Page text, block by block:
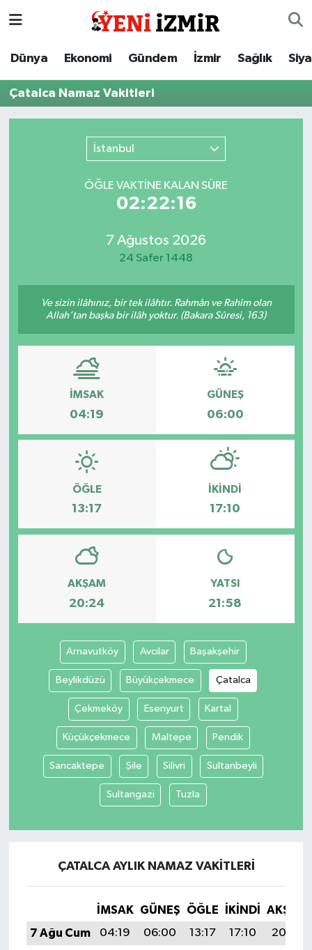
Dünya Ekonomi Gündem İzmir Sağlık
Çatalca Namaz Vakitleri
İstanbul
ÖĞLE VAKTİNE KALAN SÜRE
02:22:16
7 Ağustos 2026
24 Safer 1448
Ve sizin ilâhınız, bir tek ilâhtır. Rahmân ve Rahîm olan
Allah’tan başka bir ilâh yoktur. (Bakara Sûresi, 163)
İMSAK
04:19
GÜNEŞ
06:00
ÖĞLE
13:17
İKINDI
17:10
AKŞAM
20:24
YATSI
21:58
Arnavutköy Avcılar Başakşehir
Beylikdüzü Büyükçekmece Çatalca
Çekmeköy Esenyurt Kartal
Küçükçekmece Maltepe Pendik
Sancaktepe Şile Silivri Sultanbeyli
Sultangazi Tuzla
ÇATALCA AYLIK NAMAZ VAKITLERI
İMSAK GÜNEŞ ÖĞLE İKINDI
AKŞAM
7 Ağu Cum
04:19 06:00 13:17 17:10
20:24
Dünya
Ekonomi
Resmi İlanlar
Spor
Teknoloji
Tatil ve Seyahat
Çevre
İzmir Nöbetçi Eczaneler
İzmir Hava Durumu
İzmir Trafik Yoğunluk Haritası
Süper Lig Puan Durumu ve Fikstür
Haber Arşivi